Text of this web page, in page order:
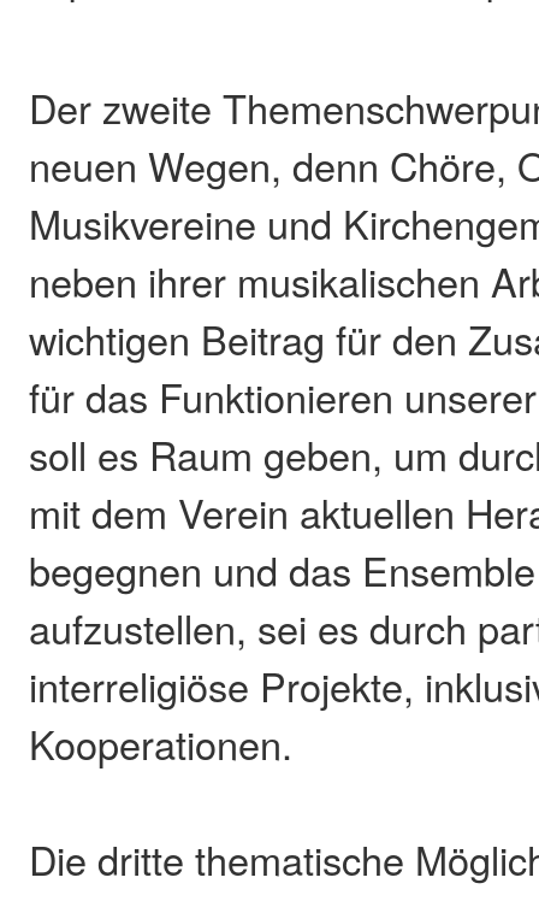
Der zweite
neuen Wegen, denn Chöre,
Musikvereine und
neben ihrer musikalischen
wichtigen Beitrag für den
für das Funktionieren
soll es Raum geben, um
mit dem Verein aktuellen
begegnen und das
aufzustellen, sei es durch
interreligiöse Projekte,
Kooperationen.
Die dritte thematische